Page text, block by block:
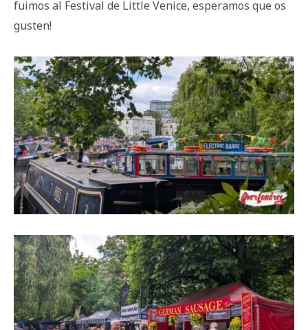
fuimos al Festival de Little Venice, esperamos que os
gusten!